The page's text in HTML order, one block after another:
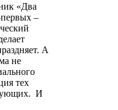
«Два
первых –
А
не
тех
И